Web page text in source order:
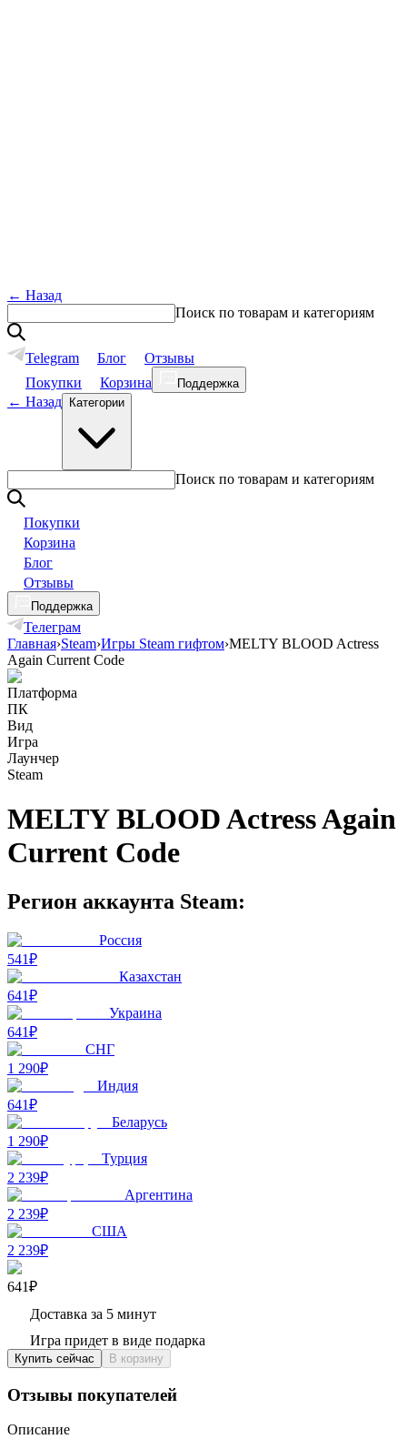
← Назад
Поиск по товарам и категориям
Telegram Блог
Отзывы
Покупки
Корзина Поддержка
← Назад Категории
Поиск по товарам и категориям
Покупки
Корзина
Блог
Отзывы
Поддержка
Телеграм
Главная›Steam›Игры Steam гифтом›MELTY BLOOD Actress
Again Current Code
Платформа
ПК
Вид
Игра
Лаунчер
Steam
MELTY BLOOD Actress Again
Current Code
Регион аккаунта Steam:
Россия
541₽
Казахстан
641₽
Украина
641₽
СНГ
1 290₽
Индия
641₽
Беларусь
1 290₽
Турция
2 239₽
Аргентина
2 239₽
США
2 239₽
641₽
Доставка за 5 минут
Игра придет в виде подарка
Купить сейчас В корзину
Отзывы покупателей
Описание